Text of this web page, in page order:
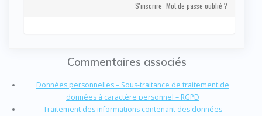
S'inscrire Mot de passe oublié ?
Commentaires associés
Données personnelles – Sous-traitance de traitement de
données à caractère personnel – RGPD
Traitement des informations contenant des données